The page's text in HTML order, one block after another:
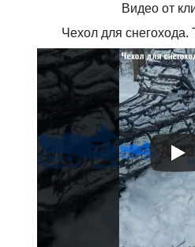
Видео от
Чехол для снегохода.